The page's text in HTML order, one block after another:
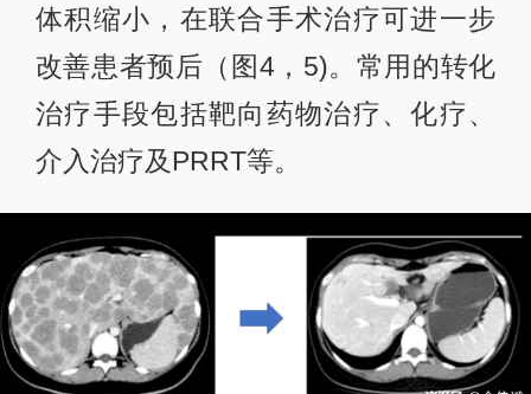
体积缩小，在联合手术治疗可进一步
改善患者预后（图4，5)。常用的转化
治疗手段包括靶向药物治疗、化疗、
介入治疗及PRRT等。